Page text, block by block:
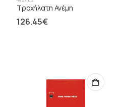
Τροχήλατη Ανέμη
126.45€